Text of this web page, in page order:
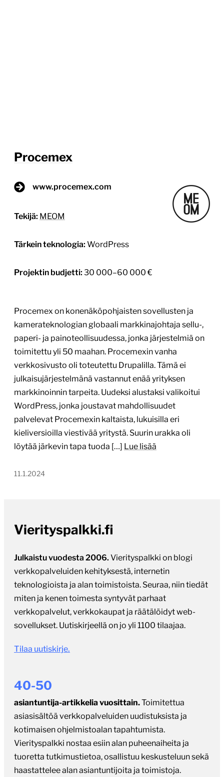
Procemex
www.procemex.com
Tekijä: MEOM
Tärkein teknologia: WordPress
Projektin budjetti: 30 000–60 000 €
Procemex on konenäköpohjaisten sovellusten ja
kamerateknologian globaali markkinajohtaja sellu-,
paperi- ja painoteollisuudessa, jonka järjestelmiä on
toimitettu yli 50 maahan. Procemexin vanha
verkkosivusto oli toteutettu Drupalilla. Tämä ei
julkaisujärjestelmänä vastannut enää yrityksen
markkinoinnin tarpeita. Uudeksi alustaksi valikoitui
WordPress, jonka joustavat mahdollisuudet
palvelevat Procemexin kaltaista, lukuisilla eri
kieliversioilla viestivää yritystä. Suurin urakka oli
löytää järkevin tapa tuoda […] Lue lisää
11.1.2024
Vierityspalkki.fi
Julkaistu vuodesta 2006. Vierityspalkki on blogi
verkkopalveluiden kehityksestä, internetin
teknologioista ja alan toimistoista. Seuraa, niin tiedät
miten ja kenen toimesta syntyvät parhaat
verkkopalvelut, verkkokaupat ja räätälöidyt web-
sovellukset. Uutiskirjeellä on jo yli 1100 tilaajaa.
Tilaa uutiskirje.
40-50
asiantuntija-artikkelia vuosittain.Toimitettua
asiasisältöä verkkopalveluiden uudistuksista ja
kotimaisen ohjelmistoalan tapahtumista.
Vierityspalkki nostaa esiin alan puheenaiheita ja
tuoretta tutkimustietoa, osallistuu keskusteluun sekä
haastattelee alan asiantuntijoita ja toimistoja.